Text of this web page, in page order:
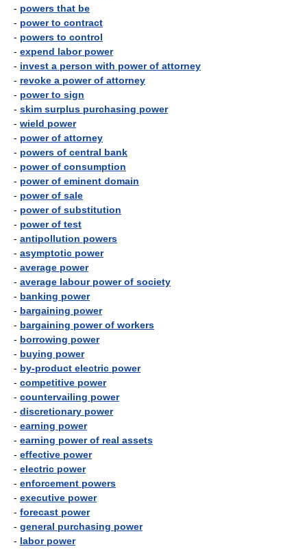
- powers that be
- power to contract
- powers to control
- expend labor power
- invest a person with power of attorney
- revoke a power of attorney
- power to sign
- skim surplus purchasing power
- wield power
- power of attorney
- powers of central bank
- power of consumption
- power of eminent domain
- power of sale
- power of substitution
- power of test
- antipollution powers
- asymptotic power
- average power
- average labour power of society
- banking power
- bargaining power
- bargaining power of workers
- borrowing power
- buying power
- by-product electric power
- competitive power
- countervailing power
- discretionary power
- earning power
- earning power of real assets
- effective power
- electric power
- enforcement powers
- executive power
- forecast power
- general purchasing power
- labor power